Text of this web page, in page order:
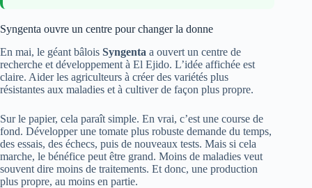
Syngenta ouvre un centre pour changer la donne
En mai, le géant bâlois Syngenta a ouvert un centre de
recherche et développement à El Ejido. L’idée affichée est
claire. Aider les agriculteurs à créer des variétés plus
résistantes aux maladies et à cultiver de façon plus propre.
Sur le papier, cela paraît simple. En vrai, c’est une course de
fond. Développer une tomate plus robuste demande du temps,
des essais, des échecs, puis de nouveaux tests. Mais si cela
marche, le bénéfice peut être grand. Moins de maladies veut
souvent dire moins de traitements. Et donc, une production
plus propre, au moins en partie.